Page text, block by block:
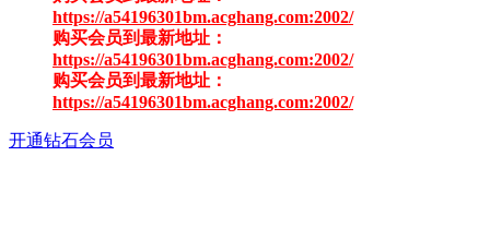
https://a54196301bm.acghang.com:2002/
购买会员到最新地址：
https://a54196301bm.acghang.com:2002/
购买会员到最新地址：
https://a54196301bm.acghang.com:2002/
开通钻石会员